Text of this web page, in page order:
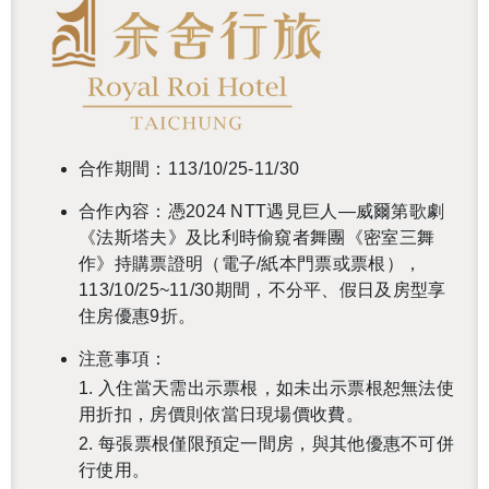
合作期間：113/10/25-11/30
合作內容：憑2024 NTT遇見巨人—威爾第歌劇
《法斯塔夫》及比利時偷窺者舞團《密室三舞
作》持購票證明（電子/紙本門票或票根），
113/10/25~11/30期間，不分平、假日及房型享
住房優惠9折。
注意事項：
1. 入住當天需出示票根，如未出示票根恕無法使
用折扣，房價則依當日現場價收費。
2. 每張票根僅限預定一間房，與其他優惠不可併
行使用。
還沒加入會員